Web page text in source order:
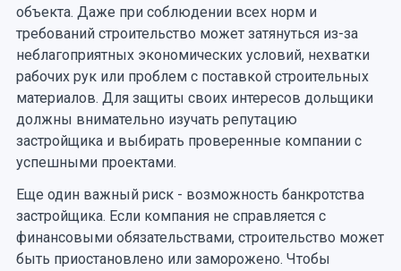
объекта. Даже при соблюдении всех норм и
требований строительство может затянуться из-за
неблагоприятных экономических условий, нехватки
рабочих рук или проблем с поставкой строительных
материалов. Для защиты своих интересов дольщики
должны внимательно изучать репутацию
застройщика и выбирать проверенные компании с
успешными проектами.
Еще один важный риск - возможность банкротства
застройщика. Если компания не справляется с
финансовыми обязательствами, строительство может
быть приостановлено или заморожено. Чтобы